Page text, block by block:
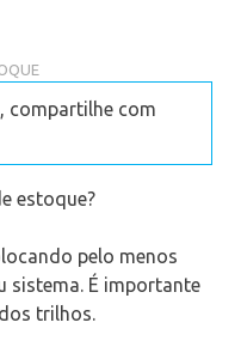
compartilhe com
estoque?
pelo menos
sistema. É importante
trilhos.